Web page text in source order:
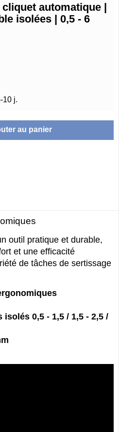
automatique |
isolées | 0,5 - 6
10 j.
au panier
outil pratique et durable,
et une efficacité
de tâches de sertissage
0,5 - 1,5 / 1,5 - 2,5 /